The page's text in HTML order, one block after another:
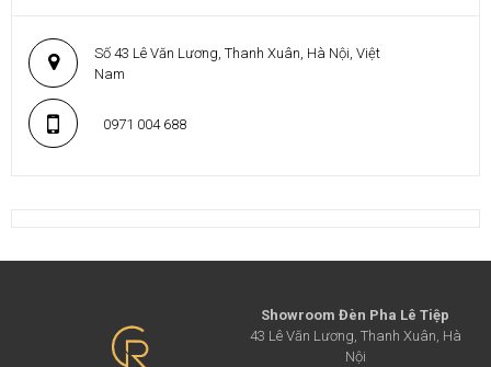
Số 43 Lê Văn Lương, Thanh Xuân, Hà Nội, Việt
Nam
0971 004 688
Showroom Đèn Pha Lê Tiệp
43 Lê Văn Lương, Thanh Xuân, Hà
Nội